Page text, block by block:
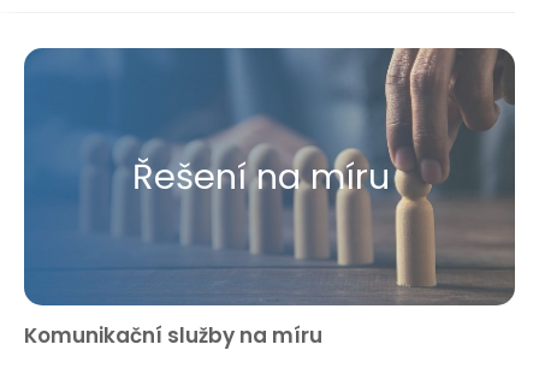
Řešení na míru
Komunikační služby na míru